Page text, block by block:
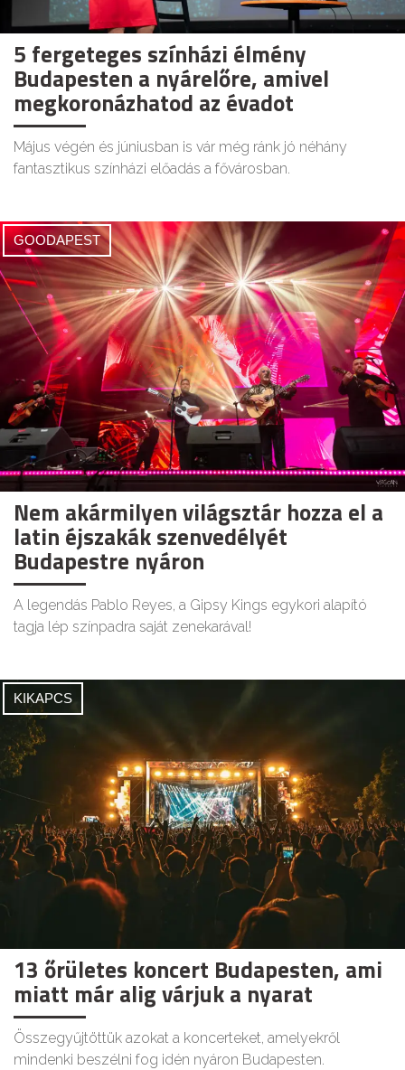
5 fergeteges színházi élmény
Budapesten a nyárelőre, amivel
megkoronázhatod az évadot
Május végén és júniusban is vár még ránk jó néhány
fantasztikus színházi előadás a fővárosban.
GOODAPEST
Nem akármilyen világsztár hozza el a
latin éjszakák szenvedélyét
Budapestre nyáron
A legendás Pablo Reyes, a Gipsy Kings egykori alapító
tagja lép színpadra saját zenekarával!
KIKAPCS
13 őrületes koncert Budapesten, ami
miatt már alig várjuk a nyarat
Összegyűjtöttük azokat a koncerteket, amelyekről
mindenki beszélni fog idén nyáron Budapesten.